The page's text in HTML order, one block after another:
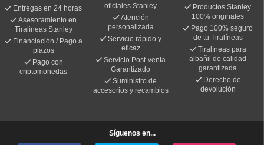
Entregas en 24 horas
Asesoramiento en
Tiralíneas Stanley
Financiación / Pago a
plazos
Pago con
criptomonedas
oficiales Stanley
Atención
personalizada
Servicio rápido y
eficaz
Servicio Post-venta
Garantizado
Suministro de
accesorios y recambios
Productos Stanley
100% originales
Pago 100% seguro
de tu Tiralíneas
Tiralíneas para
albañil de calidad
garantizada
Derecho de
devolución
Síguenos en...